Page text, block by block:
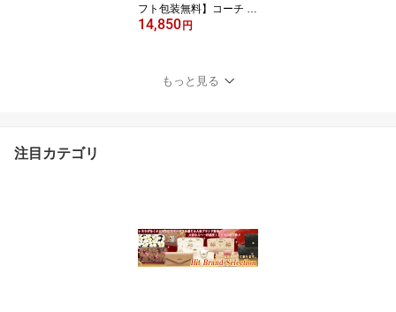
フト包装無料】コーチ C
OACH ネックレス ダブ
作 新品 限定モデル】【C
OACH コーチ】【楽ギフ
14,850 円
もっと見る
注目カテゴリ